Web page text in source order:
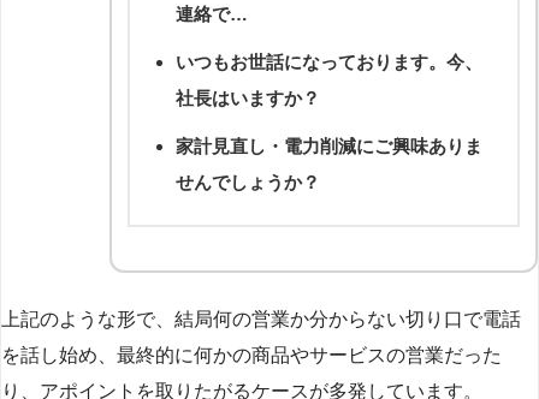
連絡で…
いつもお世話になっております。今、
社長はいますか？
家計見直し・電力削減にご興味ありま
せんでしょうか？
上記のような形で、結局何の営業か分からない切り口で電話
を話し始め、最終的に何かの商品やサービスの営業だった
り、アポイントを取りたがるケースが多発しています。